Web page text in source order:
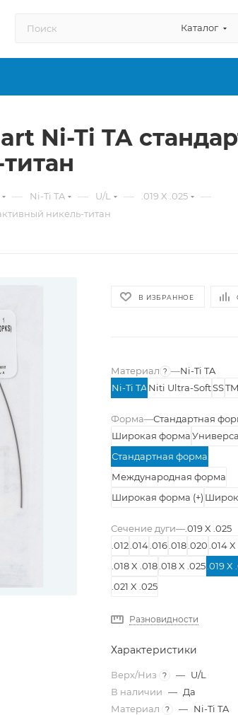
Каталог
Ni-Ti TA
— Ni-Ti TA — U/L — .019 X .025 —
никель-титан
В ИЗБРАННОЕ
Материал ? —Ni-Ti TA
Ni-Ti TA Niti Ultra-SoftSS
Форма—Стандартная
Широкая форма
Стандартная форма
Международная форма
Широкая форма (+)
Сечение дуги—.019 X .025
.012 .014 .016 .018 .020 .014
.018 X .018 .018 X .025 .019 X
.021 X .025
Разновидности
Характеристики
Верх/Низ ? — U/L
В наличии — Да
Материал
? — Ni-Ti TA